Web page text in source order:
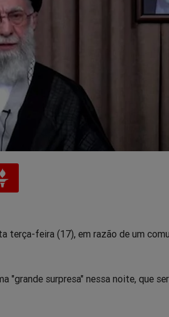
terça-feira (17), em razão de um
"grande surpresa" nessa noite, que